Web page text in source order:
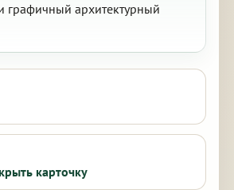
графичный архитектурный
карточку